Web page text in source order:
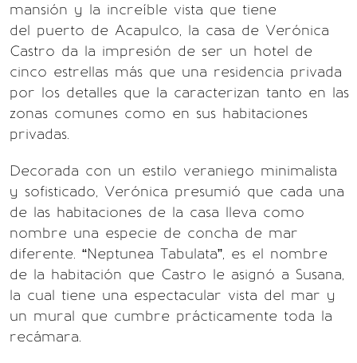
mansión y la increíble vista que tiene
del puerto de Acapulco, la casa de Verónica
Castro da la impresión de ser un hotel de
cinco estrellas más que una residencia privada
por los detalles que la caracterizan tanto en las
zonas comunes como en sus habitaciones
privadas.
Decorada con un estilo veraniego minimalista
y sofisticado, Verónica presumió que cada una
de las habitaciones de la casa lleva como
nombre una especie de concha de mar
diferente. “Neptunea Tabulata”, es el nombre
de la habitación que Castro le asignó a Susana,
la cual tiene una espectacular vista del mar y
un mural que cumbre prácticamente toda la
recámara.